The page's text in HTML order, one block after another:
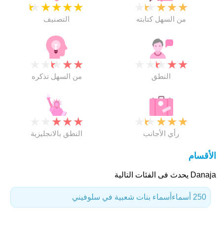
★
★
★
★
★
التصنيف
★
★
★
★
من السهل كتابته
★
★
★
من السهل تذكره
★
★
★
النطق
★
★
★
النطق بالانجليزية
★
★
★
★
رأي الأجانب
الأقسام
Danaja يحدث فى الفئات التالية
أسماء بنات شعبية في سلوفيني 250 أسماء